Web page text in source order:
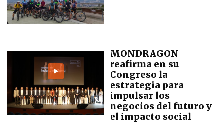
MONDRAGON
reafirma en su
Congreso la
estrategia para
impulsar los
negocios del futuro y
el impacto social